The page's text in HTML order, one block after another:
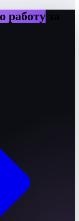
работу